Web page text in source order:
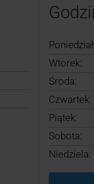
Wtorek:
Środa:
Czwartek:
Piątek:
Sobota:
Niedziela: